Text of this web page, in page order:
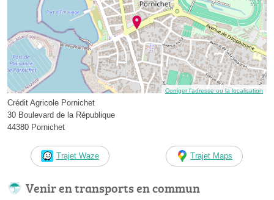
Corriger l’adresse ou la localisation
Crédit Agricole Pornichet
30 Boulevard de la République
44380 Pornichet
Trajet Waze Trajet Maps
Venir en transports en commun